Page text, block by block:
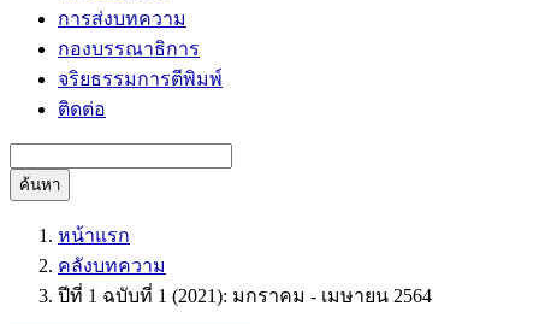
การส่งบทความ
กองบรรณาธิการ
จริยธรรมการตีพิมพ์
ติดต่อ
ค้นหา
หน้าแรก
คลังบทความ
ปีที่ 1 ฉบับที่ 1 (2021): มกราคม - เมษายน 2564